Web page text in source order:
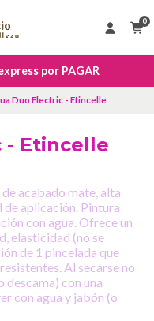
0
por PAGAR
Duo Electric - Etincelle
- Etincelle
acabado mate, alta
aplicación. Pintura
con agua. Ofrece un
elasticidad (no se
de 1 pincelada que
Al secarse no
descama) con una
con agua y jabón (o